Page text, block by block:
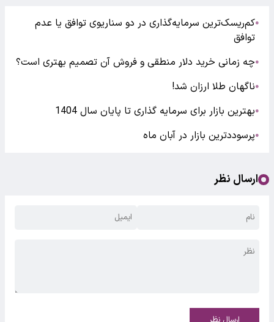
●کم‌ریسک‌ترین سرمایه‌گذاری در دو سناریوی توافق یا عدم
توافق
●چه زمانی خرید دلار منطقی‌ و فروش آن تصمیم بهتری است؟
●ناگهان طلا ارزان شد!
●بهترین بازار برای سرمایه گذاری تا پایان سال 1404
●پرسوددترین بازار در آبان ماه
ارسال نظر